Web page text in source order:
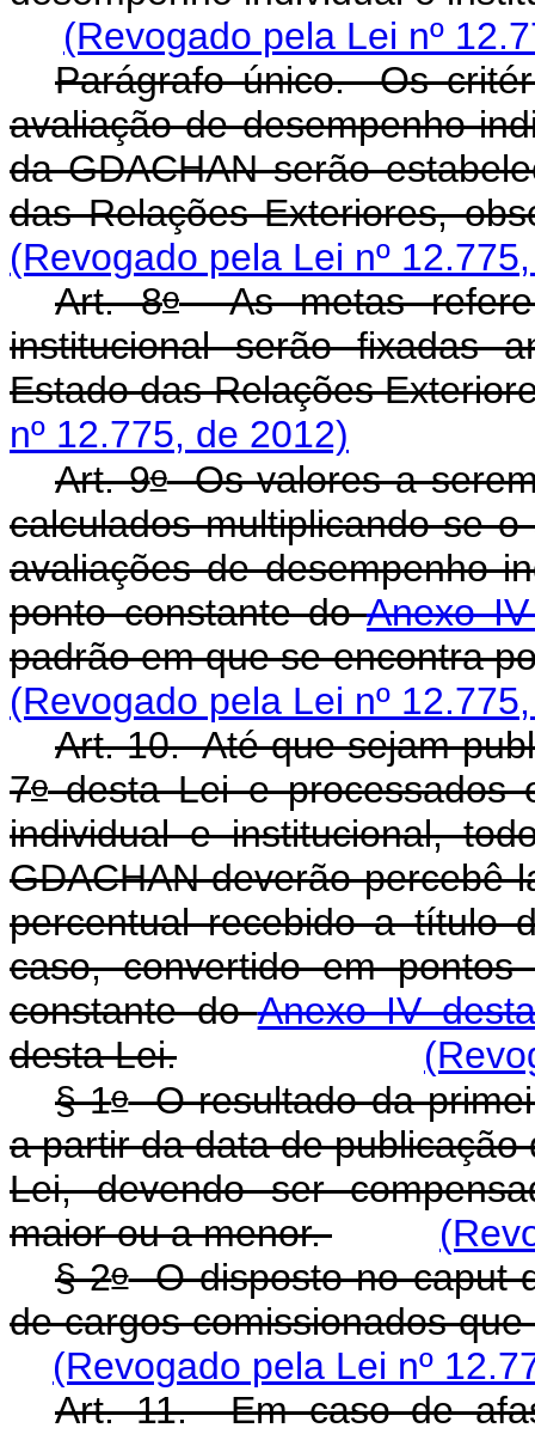
(Revogado pela Lei nº
Parágrafo único. Os
avaliação de desempenho
da GDACHAN serão
das Relações Exteriores,
(Revogado pela Lei nº
Art. 8oAs metas
institucional serão fixadas
Estado das Relações
nº 12.775, de 2012)
Art. 9oOs valores a
calculados multiplicando-se
avaliações de desempenho
ponto constante doAnexo
padrão em que se encontra
(Revogado pela Lei nº
Art. 10. Até que sejam
7odesta Lei e processados
individual e institucional,
GDACHAN deverão
percentual recebido a título
caso, convertido em
constante doAnexo IV
desta Lei.
§ 1oO resultado da
a partir da data de
Lei, devendo ser
maior ou a menor.
§ 2oO disposto no caput
de cargos comissionados
(Revogado pela Lei nº
Art. 11. Em caso de